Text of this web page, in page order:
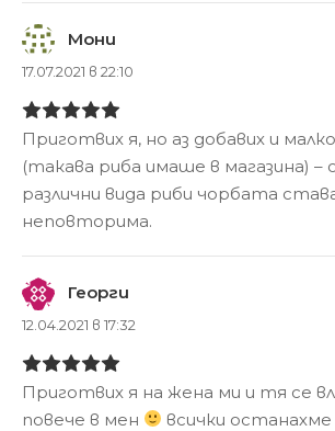
Мони
17.07.2021 в 22:10
Приготвих я, но аз добавих и
(такава риба имаше в магазина) –
различни вида риби чорбата
неповторима.
Георги
12.04.2021 в 17:32
Приготвих я на жена ми и тя се
повече в мен
всички останахме